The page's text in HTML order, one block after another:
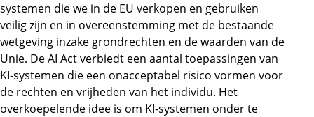
systemen die we in de EU verkopen en gebruiken
veilig zijn en in overeenstemming met de bestaande
wetgeving inzake grondrechten en de waarden van de
Unie. De AI Act verbiedt een aantal toepassingen van
KI-systemen die een onacceptabel risico vormen voor
de rechten en vrijheden van het individu. Het
overkoepelende idee is om KI-systemen onder te